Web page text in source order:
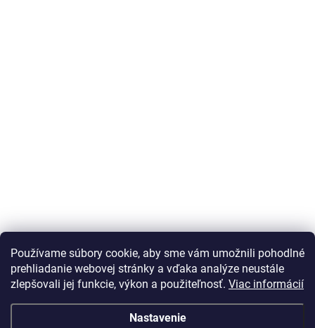
Používame súbory cookie, aby sme vám umožnili pohodlné
prehliadanie webovej stránky a vďaka analýze neustále
zlepšovali jej funkcie, výkon a použiteľnosť. Viac informácií
Nastavenie
Vážený zákazník Info o DOT pneu nepodávame, vek